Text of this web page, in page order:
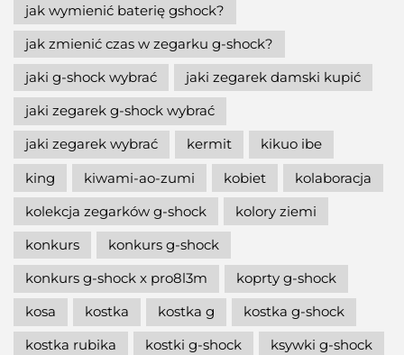
jak wymienić baterię gshock?
jak zmienić czas w zegarku g-shock?
jaki g-shock wybrać
jaki zegarek damski kupić
jaki zegarek g-shock wybrać
jaki zegarek wybrać
kermit
kikuo ibe
king
kiwami-ao-zumi kobiet
kolaboracja
kolekcja zegarków g-shock
kolory ziemi
konkurs
konkurs g-shock
konkurs g-shock x pro8l3m
koprty g-shock
kosa
kostka kostka g
kostka g-shock
kostka rubika
kostki g-shock
ksywki g-shock